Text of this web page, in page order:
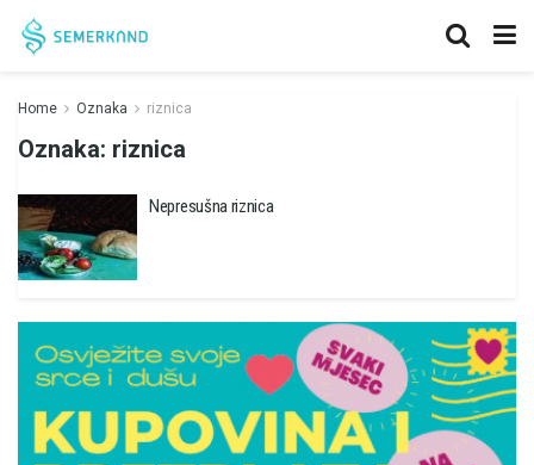
Home Oznaka riznica
Oznaka: riznica
Nepresušna riznica